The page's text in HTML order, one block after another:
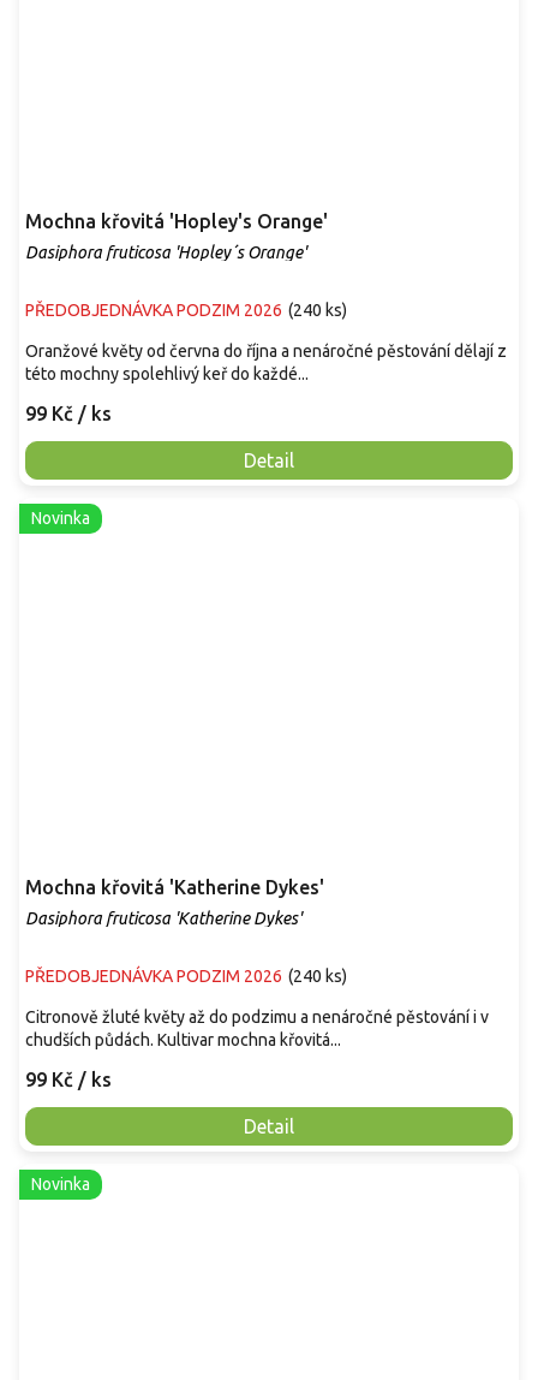
Mochna křovitá 'Hopley's Orange'
Dasiphora fruticosa 'Hopley´s Orange'
PŘEDOBJEDNÁVKA PODZIM 2026 (240 ks)
99 Kč / ks
Detail
Oranžové květy od června do října a nenáročné pěstování dělají z
této mochny spolehlivý keř do každé...
Novinka
Mochna křovitá 'Katherine Dykes'
Dasiphora fruticosa 'Katherine Dykes'
PŘEDOBJEDNÁVKA PODZIM 2026 (240 ks)
99 Kč / ks
Detail
Citronově žluté květy až do podzimu a nenáročné pěstování i v
chudších půdách. Kultivar mochna křovitá...
Novinka